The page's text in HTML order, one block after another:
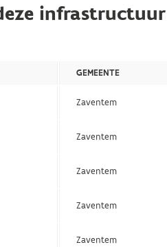
infrastructuur
GEMEENTE
Zaventem
Zaventem
Zaventem
Zaventem
Zaventem